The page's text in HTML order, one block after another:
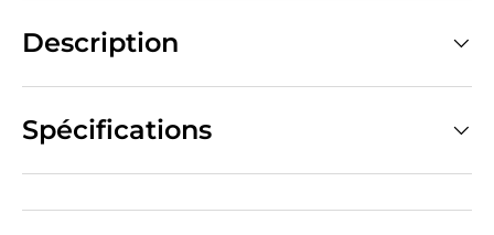
Description
Spécifications